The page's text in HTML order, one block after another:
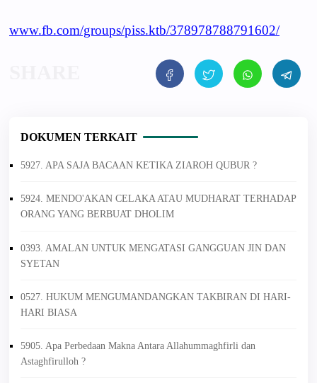
www.fb.com/groups/piss.ktb/378978788791602/
DOKUMEN TERKAIT
5927. APA SAJA BACAAN KETIKA ZIAROH QUBUR ?
5924. MENDO'AKAN CELAKA ATAU MUDHARAT TERHADAP
ORANG YANG BERBUAT DHOLIM
0393. AMALAN UNTUK MENGATASI GANGGUAN JIN DAN
SYETAN
0527. HUKUM MENGUMANDANGKAN TAKBIRAN DI HARI-
HARI BIASA
5905. Apa Perbedaan Makna Antara Allahummaghfirli dan
Astaghfirulloh ?